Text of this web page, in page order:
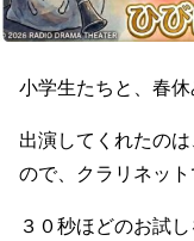
小学生たちと、春
出演してくれたの
ので、クラリネット
３０秒ほどのお試